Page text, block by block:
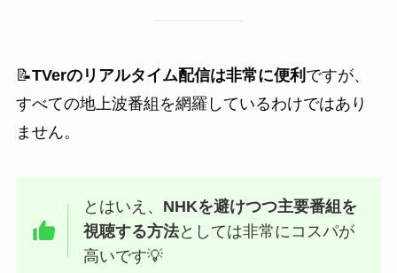
📝TVerのリアルタイム配信は非常に便利 ですが、
すべての地上波番組を網羅しているわけではあり
ません。
とはいえ、 NHKを避けつつ主要番組を
視聴する方法としては非常にコスパが
高いです💡